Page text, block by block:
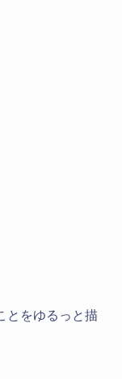
とをゆるっと描